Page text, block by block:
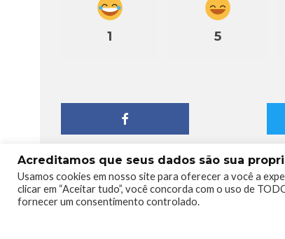
1 5
Acreditamos que seus dados são sua
Usamos cookies em nosso site para oferecer a você a
clicar em “Aceitar tudo”, você concorda com o uso de
fornecer um consentimento controlado.